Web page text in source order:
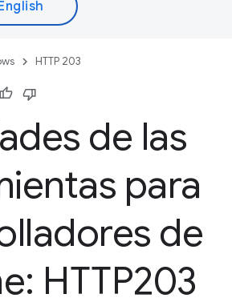
HTTP 203
de las
para
de
HTTP203